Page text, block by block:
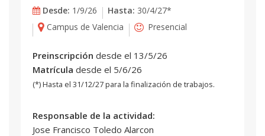
Desde: 1/9/26 Hasta: 30/4/27*
Campus de Valencia
Presencial
Preinscripción desde el 13/5/26
Matrícula desde el 5/6/26
(*) Hasta el 31/12/27 para la finalización de trabajos.
Responsable de la actividad:
Jose Francisco Toledo Alarcon